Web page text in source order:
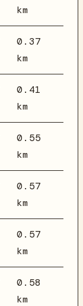
km
0.37
km
0.41
km
0.55
km
0.57
km
0.57
km
0.58
km